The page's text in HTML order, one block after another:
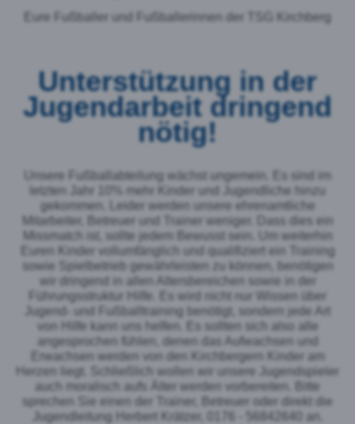
Eure Fußballer und Fußballerinnen der TSG Kirchberg
Unterstützung in der
Jugendarbeit dringend
nötig!
Unsere Fußballabteilung wächst ungemein. Es sind im
letzten Jahr 10% mehr Kinder und Jugendliche hinzu
gekommen. Leider werden unsere ehrenamtliche
Mitarbeiter, Betreuer und Trainer weniger. Dass dies ein
Missmatch ist, sollte jedem Bewusst sein. Um weiterhin
Euren Kinder vollumfänglich und qualifiziert ein Training
sowie Spielbetrieb gewährleisten zu können, benötigen
wir dringend in allen Altersbereichen sowie in der
Führungsstruktur Hilfe. Es wird nicht nur Wissen über
Jugend- und Fußballtraining benötigt, sondern jede Art
von Hilfe kann uns helfen. Es sollten sich also alle
angesprochen fühlen, denen das Aufwachsen und
Erwachsen werden von den Kirchbergern Kinder am
Herzen liegt. Schließlich wollen wir unsere Jugendspieler
auch moralisch aufs Älter werden vorbereiten. Bitte
sprechen Sie einen der Trainer, Betreuer oder direkt die
Jugendleitung Herbert Krätzer,
0176 - 56842640 an.